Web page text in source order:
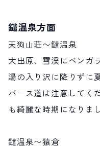
鑓温泉方面
天狗山荘〜鑓温泉
大出原、雪渓にベンガ
湯の入り沢に降りずに
バース道は注意してく
も綺麗な時期になりま
鑓温泉〜猿倉